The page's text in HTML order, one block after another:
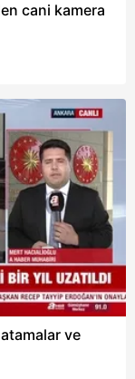
cani kamera
ve